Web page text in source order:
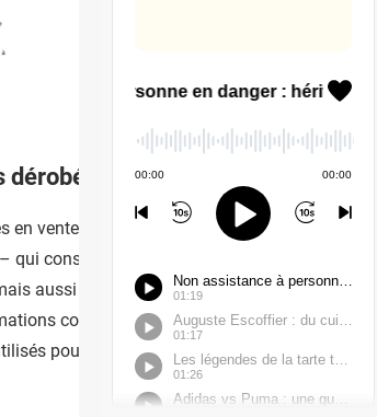
vente et, une fois achetées, elles
consistent à envoyer de faux messages
aussi pour mettre au point des usurpations
concernant les véhicules (numéros de
pour organiser des vols de véhicules ou des